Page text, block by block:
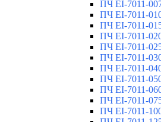
ПЧ EI-7011-
ПЧ EI-7011-
ПЧ EI-7011-
ПЧ EI-7011-
ПЧ EI-7011-
ПЧ EI-7011-
ПЧ EI-7011-
ПЧ EI-7011-
ПЧ EI-7011-
ПЧ EI-7011-
ПЧ EI-7011-